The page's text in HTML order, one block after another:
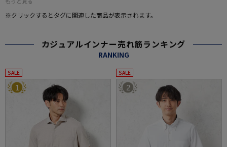
※クリックするとタグに関連した商品が表示されます。
カジュアルインナー売れ筋ランキング
RANKING
SALE
1
SALE
2